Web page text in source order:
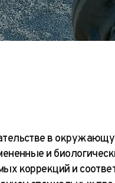
в
и
коррекций и